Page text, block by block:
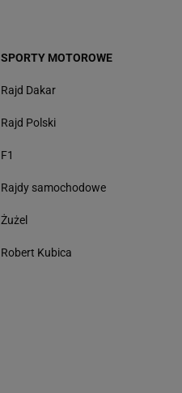
SPORTY MOTOROWE
Rajd Dakar
Rajd Polski
F1
Rajdy samochodowe
Żużel
Robert Kubica